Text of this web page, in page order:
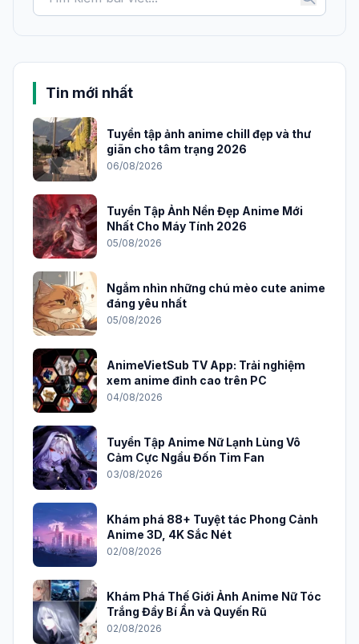
Tin mới nhất
Tuyển tập ảnh anime chill đẹp và thư
giãn cho tâm trạng 2026
06/08/2026
Tuyển Tập Ảnh Nền Đẹp Anime Mới
Nhất Cho Máy Tính 2026
05/08/2026
Ngắm nhìn những chú mèo cute anime
đáng yêu nhất
05/08/2026
AnimeVietSub TV App: Trải nghiệm
xem anime đỉnh cao trên PC
04/08/2026
Tuyển Tập Anime Nữ Lạnh Lùng Vô
Cảm Cực Ngầu Đốn Tim Fan
03/08/2026
Khám phá 88+ Tuyệt tác Phong Cảnh
Anime 3D, 4K Sắc Nét
02/08/2026
Khám Phá Thế Giới Ảnh Anime Nữ Tóc
Trắng Đầy Bí Ẩn và Quyến Rũ
02/08/2026